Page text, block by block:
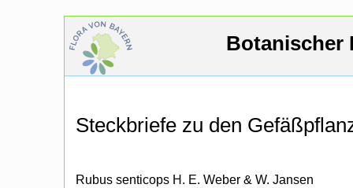
Botanischer
Steckbriefe zu den
Rubus senticops H. E. Weber & W. Jansen